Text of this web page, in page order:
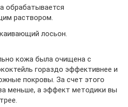
обрабатывается
раствором.
лосьон.
кожа была очищена с
гораздо эффективнее и
покровы. За счет этого
меньше, а эффект методики вы